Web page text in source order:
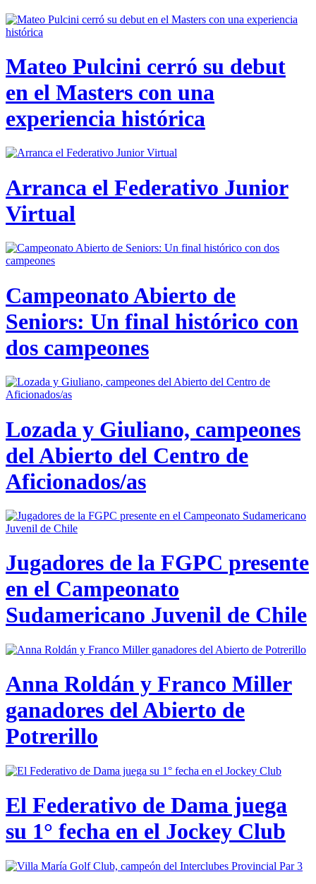
Mateo Pulcini cerró su debut
en el Masters con una
experiencia histórica
Arranca el Federativo Junior
Virtual
Campeonato Abierto de
Seniors: Un final histórico con
dos campeones
Lozada y Giuliano, campeones
del Abierto del Centro de
Aficionados/as
Jugadores de la FGPC presente
en el Campeonato
Sudamericano Juvenil de Chile
Anna Roldán y Franco Miller
ganadores del Abierto de
Potrerillo
El Federativo de Dama juega
su 1° fecha en el Jockey Club